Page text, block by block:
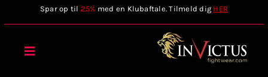
to
Spar op til 25% med en Klubaftale. Tilmeld dig HER
Toggle